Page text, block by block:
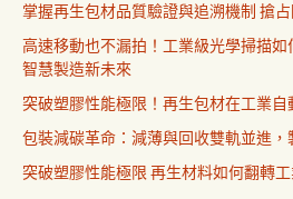
掌握再生包材品質驗證與追溯機制 搶
高速移動也不漏拍！工業級光學掃描
智慧製造新未來
突破塑膠性能極限！再生包材在工業
包裝減碳革命：減薄與回收雙軌並進
突破塑膠性能極限 再生材料如何翻轉